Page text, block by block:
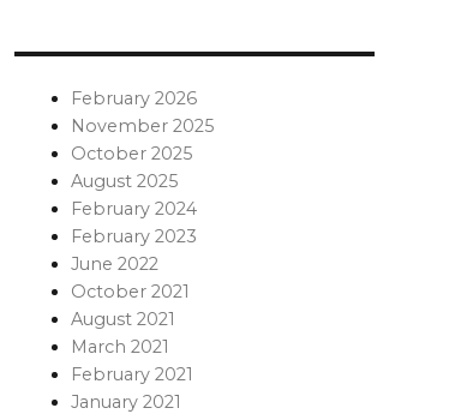
February 2026
November 2025
October 2025
August 2025
February 2024
February 2023
June 2022
October 2021
August 2021
March 2021
February 2021
January 2021